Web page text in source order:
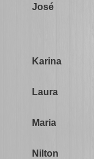
José
Karina
Laura
Maria
Nilton